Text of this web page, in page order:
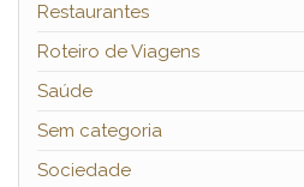
Restaurantes
Roteiro de Viagens
Saúde
Sem categoria
Sociedade